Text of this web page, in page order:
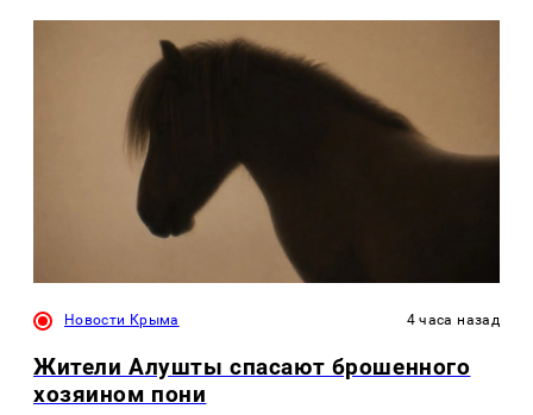
Новости Крыма 4 часа назад
Жители Алушты спасают брошенного
хозяином пони